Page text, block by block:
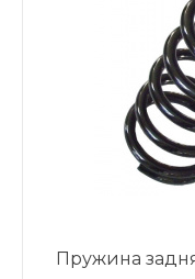
Пружина